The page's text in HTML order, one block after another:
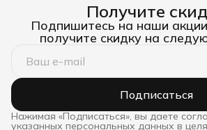
Получите
Подпишитесь на наши
получите скидку на
Подписаться
Нажимая «Подписаться», вы даете
указанных персональных данных в